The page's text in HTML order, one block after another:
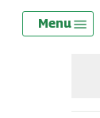
Skip
Menu
Menu